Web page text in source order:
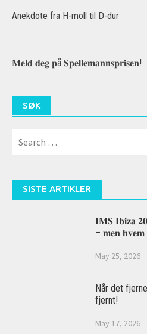
Anekdote fra H-moll til D-dur
𝐌𝐞𝐥𝐝 𝐝𝐞𝐠 𝐩å 𝐒𝐩𝐞𝐥𝐥𝐞𝐦𝐚𝐧𝐧𝐬𝐩𝐫𝐢𝐬𝐞𝐧!
SØK
for:
SISTE ARTIKLER
𝐈𝐌𝐒 𝐈𝐛𝐢𝐳𝐚
– 𝐦𝐞𝐧 𝐡𝐯𝐞𝐦
May 25, 2026
Når det
fjernt!
May 17, 2026